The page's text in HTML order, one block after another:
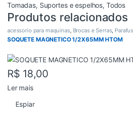
Tomadas, Suportes e espelhos, Todos
Produtos relacionados
acessorio para maquinas, Brocas e Serras,
SOQUETE MAGNETICO 1/2X65MM HTOM
R$ 18,00
Ler mais
Espiar